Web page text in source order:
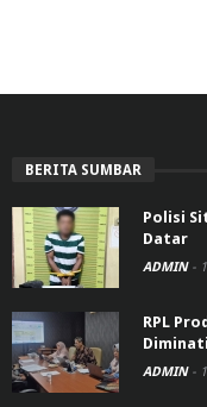
BERITA SUMBAR
Polisi
Datar
ADMIN -
RPL
ADMIN -